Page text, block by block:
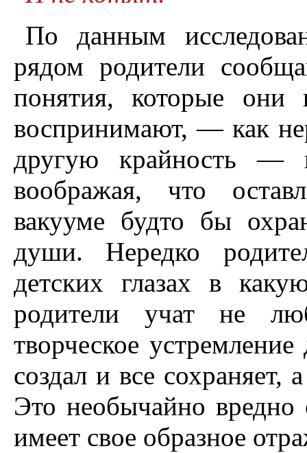
По данным
рядом родители
понятия, которые они
воспринимают, — как
другую крайность —
воображая, что
вакууме будто бы
души. Нередко
детских глазах в
родители учат не
творческое
создал и все сохраняет,
Это необычайно вредно
имеет свое образное